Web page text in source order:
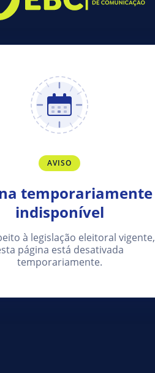
AVISO
temporariamente
indisponível
à legislação eleitoral vigente,
página está desativada
temporariamente.